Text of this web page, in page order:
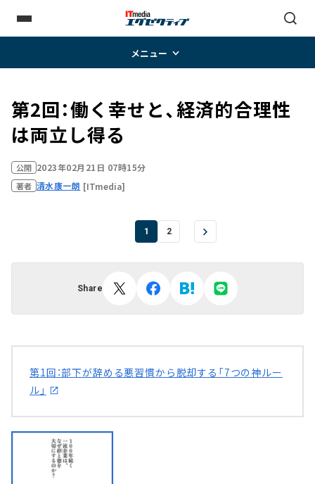
メニュー
第2回：働く幸せと、経済的合理性
は両立し得る
公開 2023年02月21日 07時15分
著者 清水康一朗 [ITmedia]
1 2
Share
第1回：部下が辞める悪習慣から脱却する「7つの神ルー
ル」